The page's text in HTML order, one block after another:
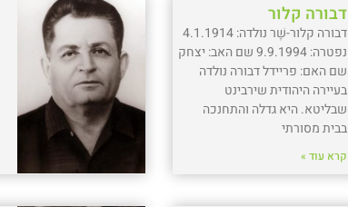
דבורה קלור
דבורה קלור-שֶׁר נולדה: 4.1.1914
נפטרה: 9.9.1994 שם האב: יצחק
שם האם: פריידל דבורה נולדה
בעיירה היהודית שירבינט
שבליטא. היא גדלה והתחנכה
בבית מסורתי
קרא עוד »